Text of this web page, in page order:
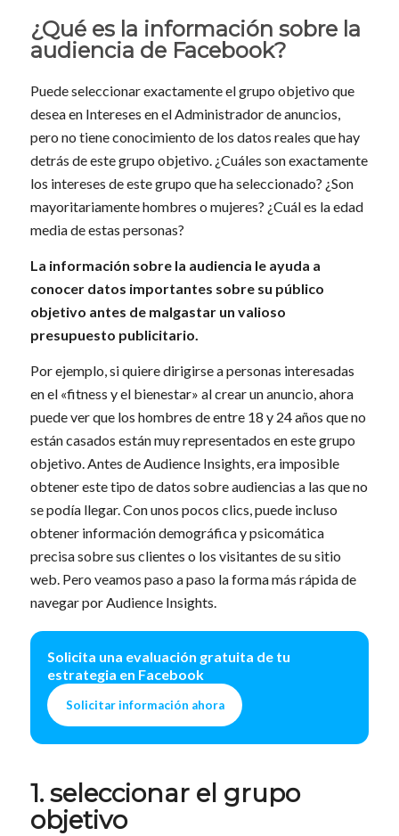
¿Qué es la información sobre la
audiencia de Facebook?
Puede seleccionar exactamente el grupo objetivo que
desea en Intereses en el Administrador de anuncios,
pero no tiene conocimiento de los datos reales que hay
detrás de este grupo objetivo. ¿Cuáles son exactamente
los intereses de este grupo que ha seleccionado? ¿Son
mayoritariamente hombres o mujeres? ¿Cuál es la edad
media de estas personas?
La información sobre la audiencia le ayuda a
conocer datos importantes sobre su público
objetivo antes de malgastar un valioso
presupuesto publicitario.
Por ejemplo, si quiere dirigirse a personas interesadas
en el «fitness y el bienestar» al crear un anuncio, ahora
puede ver que los hombres de entre 18 y 24 años que no
están casados están muy representados en este grupo
objetivo. Antes de Audience Insights, era imposible
obtener este tipo de datos sobre audiencias a las que no
se podía llegar. Con unos pocos clics, puede incluso
obtener información demográfica y psicomática
precisa sobre sus clientes o los visitantes de su sitio
web. Pero veamos paso a paso la forma más rápida de
navegar por Audience Insights.
Solicita una evaluación gratuita de tu
estrategia en Facebook
Solicitar información ahora
1. seleccionar el grupo
objetivo